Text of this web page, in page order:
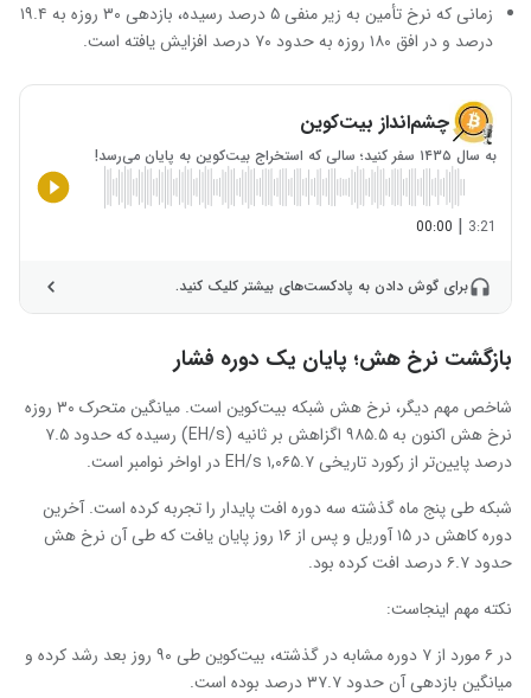
زمانی که نرخ تأمین به زیر منفی ۵ درصد رسیده، بازدهی ۳۰ روزه به ۱۹.۴
درصد و در افق ۱۸۰ روزه به حدود ۷۰ درصد افزایش یافته است.
چشم‌انداز بیت‌کوین
به سال ۱۴۳۵ سفر کنید؛ سالی که استخراج بیت‌کوین به پایان می‌رسد!
3:21
|
00:00
برای گوش دادن به پادکست‌های بیشتر کلیک کنید.
بازگشت نرخ هش؛ پایان یک دوره فشار
شاخص مهم دیگر، نرخ هش شبکه بیت‌کوین است. میانگین متحرک ۳۰ روزه
نرخ هش اکنون به ۹۸۵.۵ اگزاهش بر ثانیه (EH/s) رسیده که حدود ۷.۵
درصد پایین‌تر از رکورد تاریخی ۱,۰۶۵.۷ EH/s در اواخر نوامبر است.
شبکه طی پنج ماه گذشته سه دوره افت پایدار را تجربه کرده است. آخرین
دوره کاهش در ۱۵ آوریل و پس از ۱۶ روز پایان یافت که طی آن نرخ هش
حدود ۶.۷ درصد افت کرده بود.
نکته مهم اینجاست:
در ۶ مورد از ۷ دوره مشابه در گذشته، بیت‌کوین طی ۹۰ روز بعد رشد کرده و
میانگین بازدهی آن حدود ۳۷.۷ درصد بوده است.